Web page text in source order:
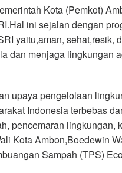
Kota (Pemkot)
ini sejalan dengan
yaitu,aman, sehat,resik,
dan menjaga lingkungan
upaya pengelolaan
Indonesia terbebas
pencemaran lingkungan,
Kota Ambon,Boedewin
Sampah (TPS)